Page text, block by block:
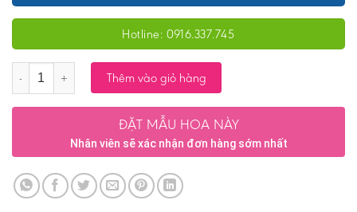
Hotline: 0916.337.745
Số lượng Thêm vào giỏ hàng
ĐẶT MẪU HOA NÀY
Nhân viên sẽ xác nhận đơn hàng sớm nhất